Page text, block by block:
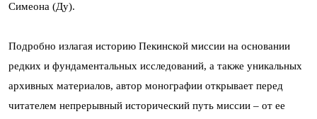
Симеона (Ду).
Подробно излагая историю Пекинской миссии на основании
редких и фундаментальных исследований, а также уникальных
архивных материалов, автор монографии открывает перед
читателем непрерывный исторический путь миссии – от ее